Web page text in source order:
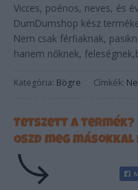
Vicces, poénos, neves, és
DumDumshop kész
Nem csak férfiaknak,
hanem nőknek,
Kategória: Bögre Címkék:
Tetszett a termék?
Oszd meg másokkal